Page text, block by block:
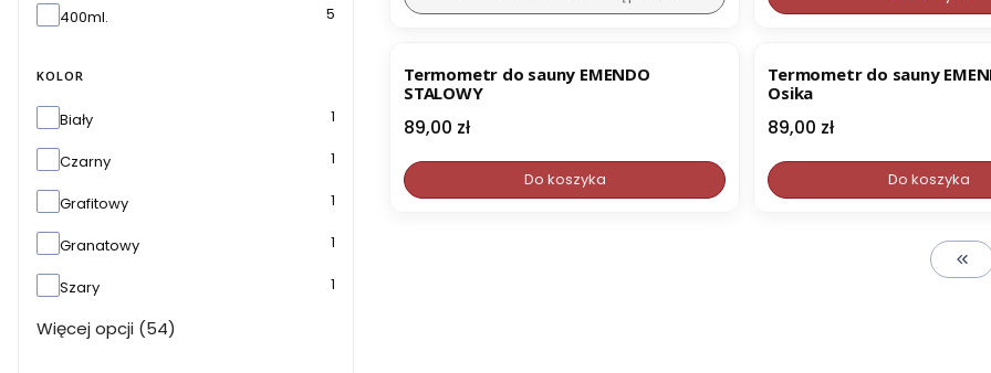
400ml. 5
KOLOR
KolorBiały 1
Czarny 1
Grafitowy 1
Granatowy 1
Szary 1
Więcej opcji (54)
Termometr do sauny EMENDO
STALOWY
Cena
89,00 zł
Do koszyka
Termometr do sauny
Osika
Cena
89,00 zł
Do koszyka